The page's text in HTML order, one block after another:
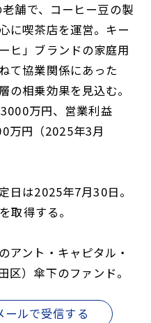
舗で、コーヒー豆の製
に喫茶店を運営。キー
ヒ」ブランドの家庭用
て協業関係にあった
の相乗効果を見込む。
万円、営業利益
万円（2025年3月
日は2025年7月30日。
取得する。
アント・キャピタル・
区）傘下のファンド。
ルで受信する